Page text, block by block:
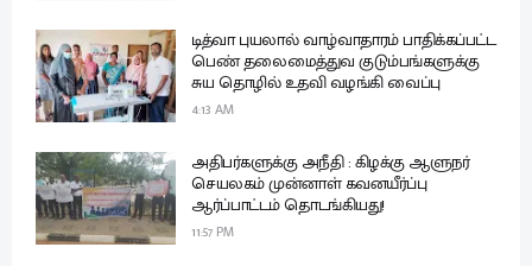
டித்வா புயலால் வாழ்வாதாரம் பாதிக்கப்பட்ட
பெண் தலைமைத்துவ குடும்பங்களுக்கு
சுய தொழில் உதவி வழங்கி வைப்பு
4:13 AM
அதிபர்களுக்கு அநீதி : கிழக்கு ஆளுநர்
செயலகம் முன்னாள் கவனயீர்ப்பு
ஆர்ப்பாட்டம் தொடங்கியது!
11:57 PM